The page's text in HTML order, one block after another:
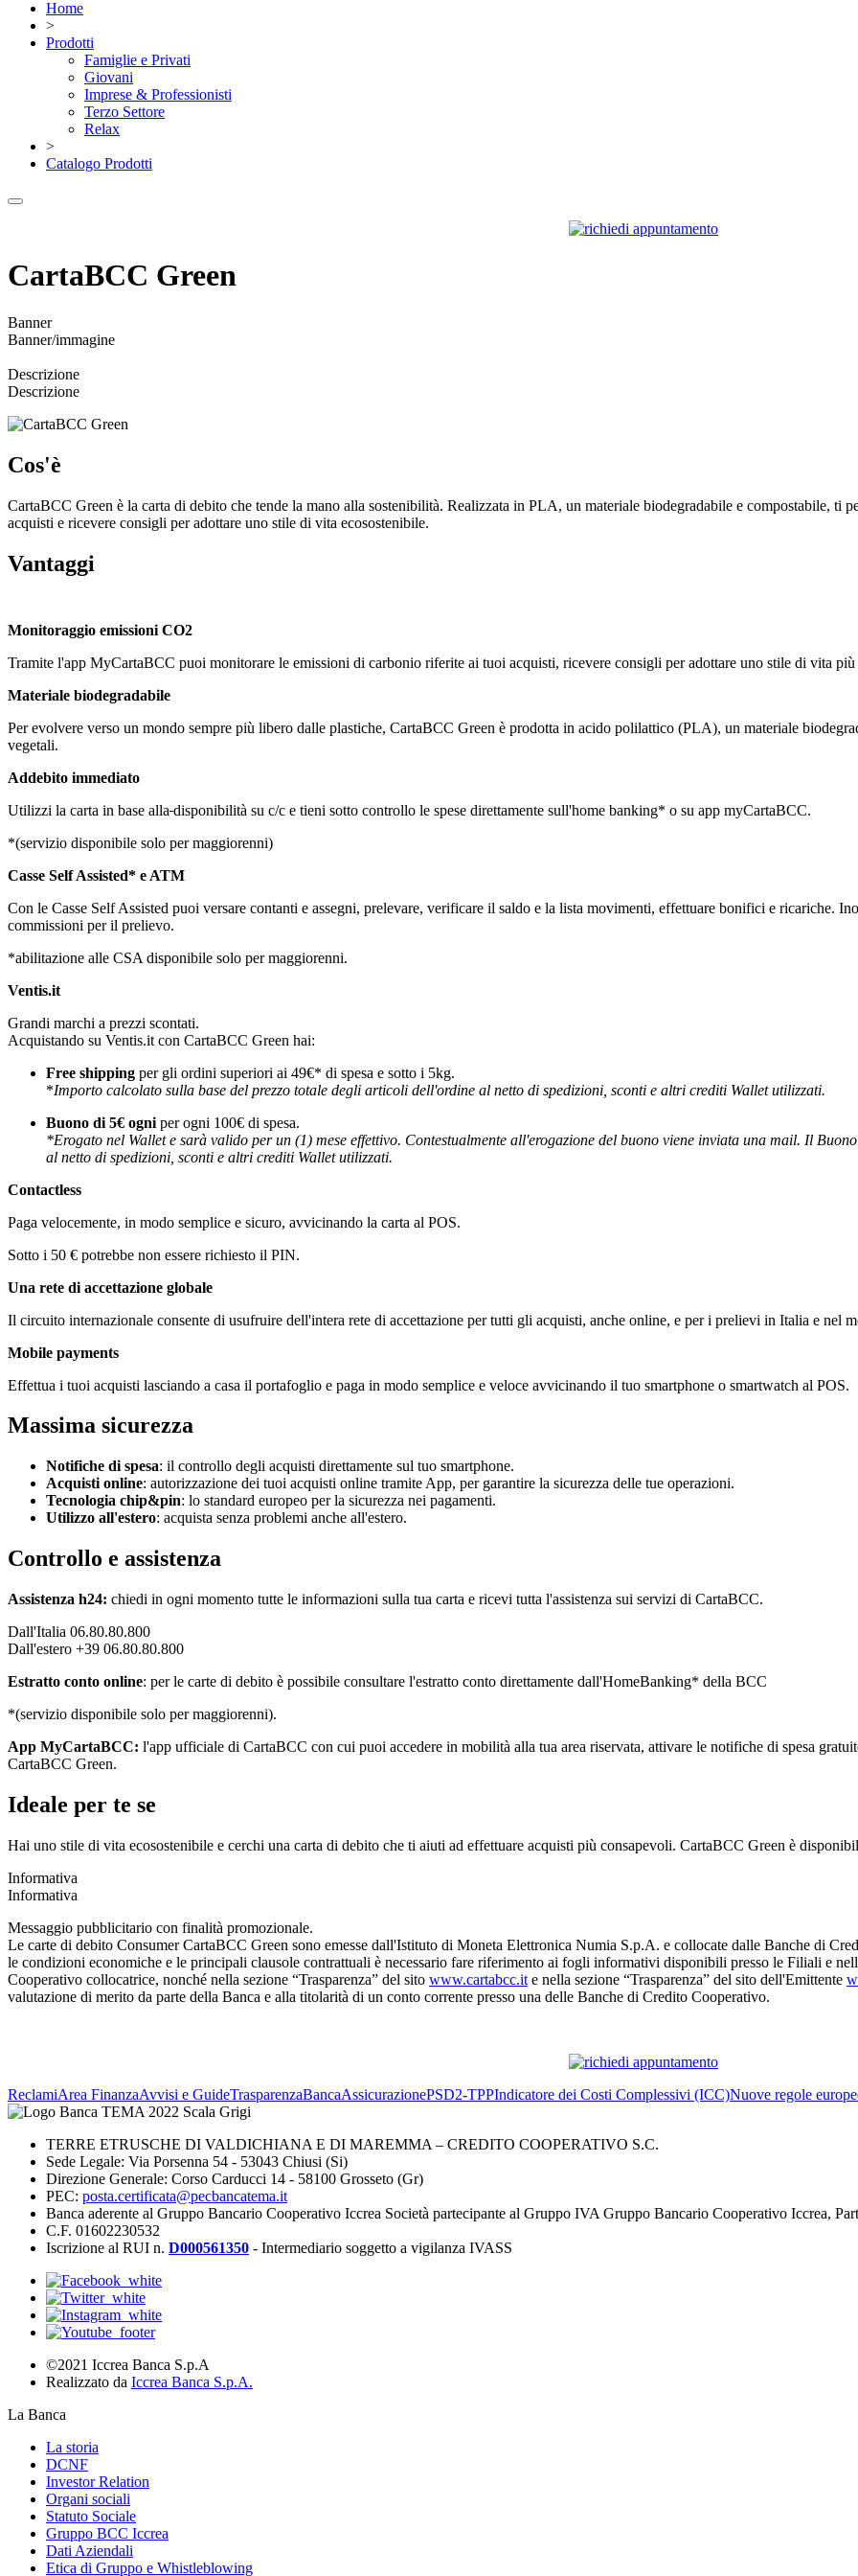
Home
>
Prodotti
Famiglie e Privati
Giovani
Imprese & Professionisti
Terzo Settore
Relax
>
Catalogo Prodotti
CartaBCC Green
Banner
Banner/immagine
Descrizione
Descrizione
Cos'è
CartaBCC Green è la carta di debito che tende la mano alla sostenibilità. Realizzata in PLA, un materiale biodegradabile e compostabile, ti
acquisti e ricevere consigli per adottare uno stile di vita ecosostenibile.
Vantaggi
Monitoraggio emissioni CO2
Tramite l'app MyCartaBCC puoi monitorare le emissioni di carbonio riferite ai tuoi acquisti, ricevere consigli per adottare uno stile di vita
Materiale biodegradabile
Per evolvere verso un mondo sempre più libero dalle plastiche, CartaBCC Green è prodotta in acido polilattico (PLA), un materiale
vegetali.
Addebito immediato
Utilizzi la carta in base alla disponibilità su c/c e tieni sotto controllo le spese direttamente sull'home banking* o su app myCartaBCC.
*(servizio disponibile solo per maggiorenni)
Casse Self Assisted* e ATM
Con le Casse Self Assisted puoi versare contanti e assegni, prelevare, verificare il saldo e la lista movimenti, effettuare bonifici e ricariche.
commissioni per il prelievo.
*abilitazione alle CSA disponibile solo per maggiorenni.
Ventis.it
Grandi marchi a prezzi scontati.
Acquistando su Ventis.it con CartaBCC Green hai:
Free shipping per gli ordini superiori ai 49€* di spesa e sotto i 5kg.
*Importo calcolato sulla base del prezzo totale degli articoli dell'ordine al netto di spedizioni, sconti e altri crediti Wallet utilizzati.
Buono di 5€ ogni per ogni 100€ di spesa.
*Erogato nel Wallet e sarà valido per un (1) mese effettivo. Contestualmente all'erogazione del buono viene inviata una mail. Il
al netto di spedizioni, sconti e altri crediti Wallet utilizzati.
Contactless
Paga velocemente, in modo semplice e sicuro, avvicinando la carta al POS.
Sotto i 50 € potrebbe non essere richiesto il PIN.
Una rete di accettazione globale
Il circuito internazionale consente di usufruire dell'intera rete di accettazione per tutti gli acquisti, anche online, e per i prelievi in Italia e nel
Mobile payments
Effettua i tuoi acquisti lasciando a casa il portafoglio e paga in modo semplice e veloce avvicinando il tuo smartphone o smartwatch al POS.
Massima sicurezza
Notifiche di spesa: il controllo degli acquisti direttamente sul tuo smartphone.
Acquisti online: autorizzazione dei tuoi acquisti online tramite App, per garantire la sicurezza delle tue operazioni.
Tecnologia chip&pin: lo standard europeo per la sicurezza nei pagamenti.
Utilizzo all'estero: acquista senza problemi anche all'estero.
Controllo e assistenza
Assistenza h24: chiedi in ogni momento tutte le informazioni sulla tua carta e ricevi tutta l'assistenza sui servizi di CartaBCC.
Dall'Italia 06.80.80.800
Dall'estero +39 06.80.80.800
Estratto conto online: per le carte di debito è possibile consultare l'estratto conto direttamente dall'HomeBanking* della BCC
*(servizio disponibile solo per maggiorenni).
App MyCartaBCC: l'app ufficiale di CartaBCC con cui puoi accedere in mobilità alla tua area riservata, attivare le notifiche di spesa
CartaBCC Green.
Ideale per te se
Hai uno stile di vita ecosostenibile e cerchi una carta di debito che ti aiuti ad effettuare acquisti più consapevoli. CartaBCC Green è
Informativa
Informativa
Messaggio pubblicitario con finalità promozionale.
Le carte di debito Consumer CartaBCC Green sono emesse dall'Istituto di Moneta Elettronica Numia S.p.A. e collocate dalle Banche di
le condizioni economiche e le principali clausole contrattuali è necessario fare riferimento ai fogli informativi disponibili presso le Filiali e
Cooperativo collocatrice, nonché nella sezione “Trasparenza” del sito www.cartabcc.it e nella sezione “Trasparenza” del sito dell'Emittente
valutazione di merito da parte della Banca e alla titolarità di un conto corrente presso una delle Banche di Credito Cooperativo.
ReclamiArea FinanzaAvvisi e GuideTrasparenzaBancaAssicurazionePSD2-TPPIndicatore dei Costi Complessivi (ICC)Nuove regole
TERRE ETRUSCHE DI VALDICHIANA E DI MAREMMA – CREDITO COOPERATIVO S.C.
Sede Legale: Via Porsenna 54 - 53043 Chiusi (Si)
Direzione Generale: Corso Carducci 14 - 58100 Grosseto (Gr)
PEC: posta.certificata@pecbancatema.it
Banca aderente al Gruppo Bancario Cooperativo Iccrea Società partecipante al Gruppo IVA Gruppo Bancario Cooperativo Iccrea,
C.F. 01602230532
Iscrizione al RUI n. D000561350 - Intermediario soggetto a vigilanza IVASS
©2021 Iccrea Banca S.p.A
Realizzato da Iccrea Banca S.p.A.
La Banca
La storia
DCNF
Investor Relation
Organi sociali
Statuto Sociale
Gruppo BCC Iccrea
Dati Aziendali
Etica di Gruppo e Whistleblowing